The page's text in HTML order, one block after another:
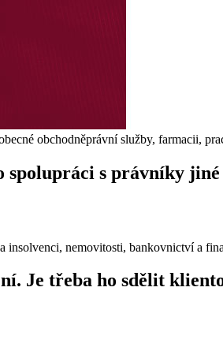
obchodněprávní služby, farmacii,
spolupráci s právníky
insolvenci, nemovitosti, bankovnictví a
Je třeba ho sdělit